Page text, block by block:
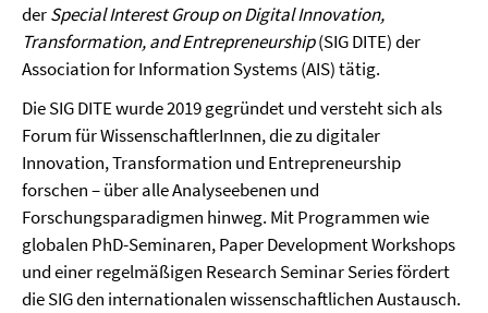
derSpecial Interest Group on Digital Innovation,
Transformation, and Entrepreneurship(SIG DITE) der
Association for Information Systems (AIS) tätig.
Die SIG DITE wurde 2019 gegründet und versteht sich als
Forum für WissenschaftlerInnen, die zu digitaler
Innovation, Transformation und Entrepreneurship
forschen – über alle Analyseebenen und
Forschungsparadigmen hinweg. Mit Programmen wie
globalen PhD-Seminaren, Paper Development Workshops
und einer regelmäßigen Research Seminar Series fördert
die SIG den internationalen wissenschaftlichen Austausch.